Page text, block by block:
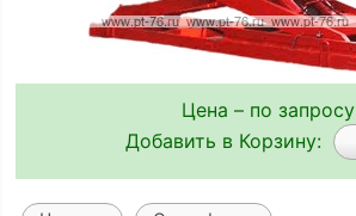
Цена – по запросу
Добавить в Корзину: